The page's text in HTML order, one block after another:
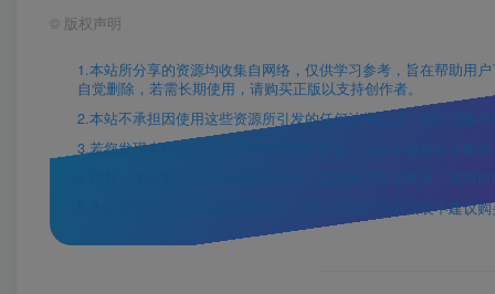
© 版权声明
1.本站所分享的资源均收集自网络，仅供学习参考，旨在帮助用
自觉删除，若需长期使用，请购买正版以支持创作者。
2.本站不承担因使用这些资源所引发的任何法律责任，如出现版
3.若您发现本站发布的内容侵犯到您的权益，请联系侵权处理邮
4.此外，本站部分资源存储依托云盘，若您发现链接失效，请随
5.本站所有资源均不包括远程安装，如小白自己不会安装不建议